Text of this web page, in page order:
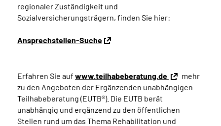
regionaler Zuständigkeit und
Sozialversicherungsträgern, finden Sie hier:
Ansprechstellen-Suche
Erfahren Sie auf www.teilhabeberatung.de
mehr
zu den Angeboten der Ergänzenden unabhängigen
Teilhabeberatung (EUTB®). Die EUTB berät
unabhängig und ergänzend zu den öffentlichen
Stellen rund um das Thema Rehabilitation und